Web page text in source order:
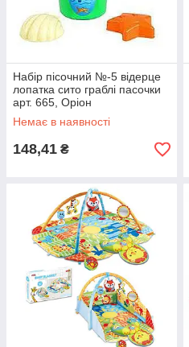
Набір пісочний №-5 відерце
лопатка сито граблі пасочки
арт. 665, Оріон
Немає в наявності
148,41 ₴